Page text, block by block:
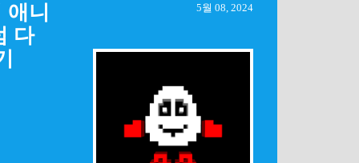
니
다
5월 08, 2024